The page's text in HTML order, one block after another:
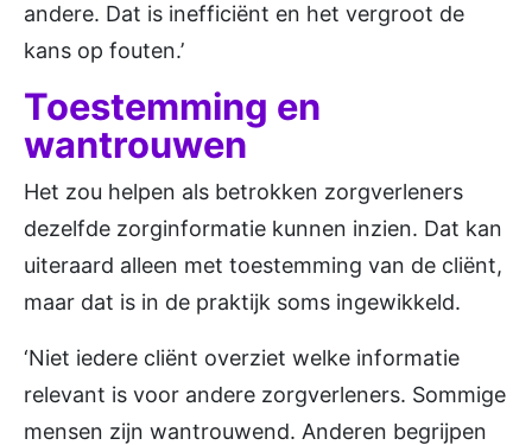
andere. Dat is inefficiënt en het vergroot de
kans op fouten.’
Toestemming en
wantrouwen
Het zou helpen als betrokken zorgverleners
dezelfde zorginformatie kunnen inzien. Dat kan
uiteraard alleen met toestemming van de cliënt,
maar dat is in de praktijk soms ingewikkeld.
‘Niet iedere cliënt overziet welke informatie
relevant is voor andere zorgverleners. Sommige
mensen zijn wantrouwend. Anderen begrijpen